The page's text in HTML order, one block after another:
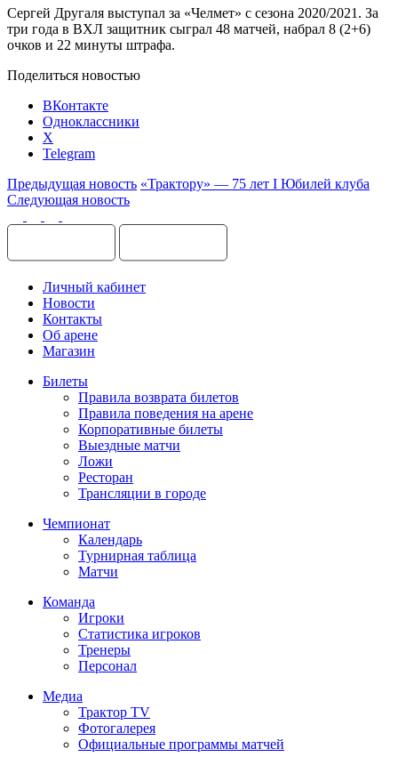
Сергей Другаля выступал за «Челмет» с сезона 2020/2021. За
три года в ВХЛ защитник сыграл 48 матчей, набрал 8 (2+6)
очков и 22 минуты штрафа.
Поделиться новостью
ВКонтакте
Одноклассники
X
Telegram
Предыдущая новость «Трактору» — 75 лет I Юбилей клуба
Следующая новость
Личный кабинет
Новости
Контакты
Об арене
Магазин
Билеты
Правила возврата билетов
Правила поведения на арене
Корпоративные билеты
Выездные матчи
Ложи
Ресторан
Трансляции в городе
Чемпионат
Календарь
Турнирная таблица
Матчи
Команда
Игроки
Статистика игроков
Тренеры
Персонал
Медиа
Трактор TV
Фотогалерея
Официальные программы матчей